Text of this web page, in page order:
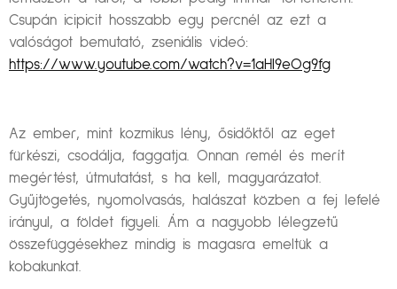
Csupán icipicit hosszabb egy percnél az ezt a
valóságot bemutató, zseniális videó:
https://www.youtube.com/watch?v=1aHl9eOg9fg
Az ember, mint kozmikus lény, ősidőktől az eget
fürkészi, csodálja, faggatja. Onnan remél és merít
megértést, útmutatást, s ha kell, magyarázatot.
Gyűjtögetés, nyomolvasás, halászat közben a fej lefelé
irányul, a földet figyeli. Ám a nagyobb lélegzetű
összefüggésekhez mindig is magasra emeltük a
kobakunkat.